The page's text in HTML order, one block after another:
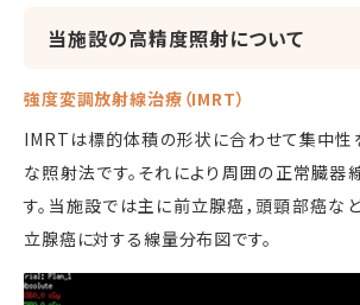
当施設の高精度照射について
強度変調放射線治療（IMRT）
IMRTは標的体積の形状に合わせて集中性
な照射法です。それにより周囲の正常臓器
す。当施設では主に前立腺癌，頭頸部癌な
立腺癌に対する線量分布図です。